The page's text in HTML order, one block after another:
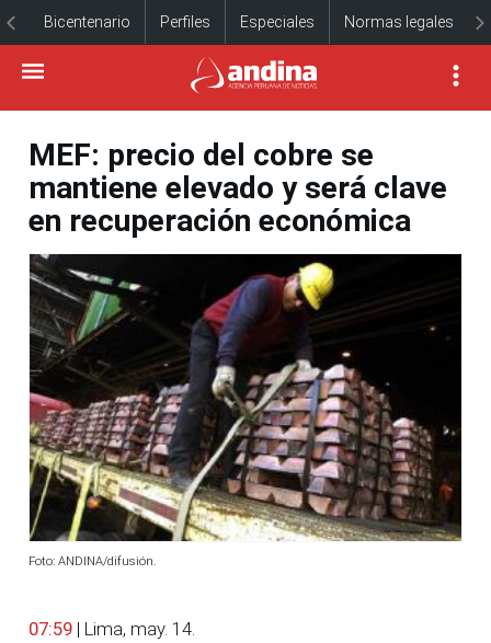
Bicentenario Perfiles Especiales Normas legales
MEF: precio del cobre se
mantiene elevado y será clave
en recuperación económica
Foto: ANDINA/difusión.
07:59 | Lima, may. 14.